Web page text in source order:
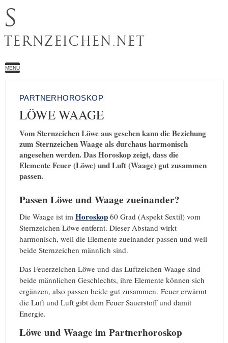
S
TERNZEICHEN.NET
MENU
PARTNERHOROSKOP
LÖWE WAAGE
Vom Sternzeichen Löwe aus gesehen kann die Beziehung
zum Sternzeichen Waage als durchaus harmonisch
angesehen werden. Das Horoskop zeigt, dass die
Elemente Feuer (Löwe) und Luft (Waage) gut zusammen
passen.
Passen Löwe und Waage zueinander?
Die Waage ist im Horoskop 60 Grad (Aspekt Sextil) vom
Sternzeichen Löwe entfernt. Dieser Abstand wirkt
harmonisch, weil die Elemente zueinander passen und weil
beide Sternzeichen männlich sind.
Das Feuerzeichen Löwe und das Luftzeichen Waage sind
beide männlichen Geschlechts, ihre Elemente können sich
ergänzen, also passen beide gut zusammen. Feuer erwärmt
die Luft und Luft gibt dem Feuer Sauerstoff und damit
Energie.
Löwe und Waage im Partnerhoroskop